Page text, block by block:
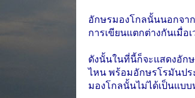
อักษรมองโกลนั้นนอกจา
การเขียนแตกต่างกันเมื่อ
ดังนั้นในที่นี้ก็จะแสดงอัก
ไหน พร้อมอักษรโรมันปร
มองโกลนั้นไม่ได้เป็นแบ